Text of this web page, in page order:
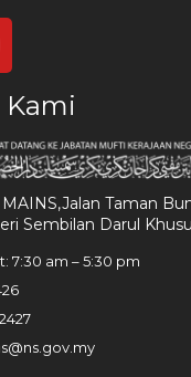
MAINS,Jalan Taman
Sembilan Darul
7:30 am – 5:30 pm